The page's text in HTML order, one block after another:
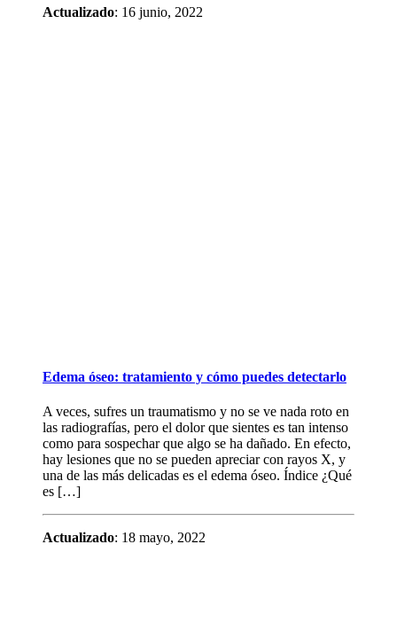
Actualizado: 16 junio, 2022
Edema óseo: tratamiento y cómo puedes detectarlo
A veces, sufres un traumatismo y no se ve nada roto en
las radiografías, pero el dolor que sientes es tan intenso
como para sospechar que algo se ha dañado. En efecto,
hay lesiones que no se pueden apreciar con rayos X, y
una de las más delicadas es el edema óseo. Índice ¿Qué
es […]
Actualizado: 18 mayo, 2022